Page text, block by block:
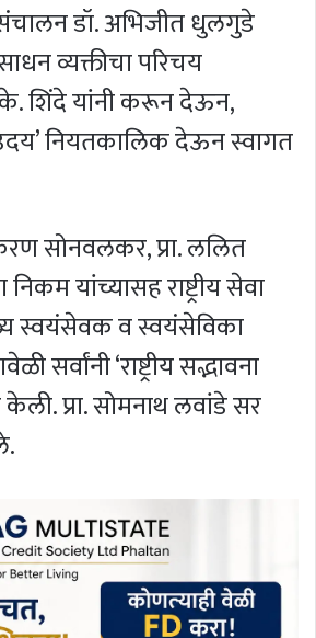
डॉ. अभिजीत धुलगुडे
व्यक्तीचा परिचय
शिंदे यांनी करून देऊन,
नियतकालिक देऊन स्वागत
सोनवलकर, प्रा. ललित
यांच्यासह राष्ट्रीय सेवा
स्वयंसेवक व स्वयंसेविका
सर्वांनी ‘राष्ट्रीय सद्भावना
केली. प्रा. सोमनाथ लवांडे सर